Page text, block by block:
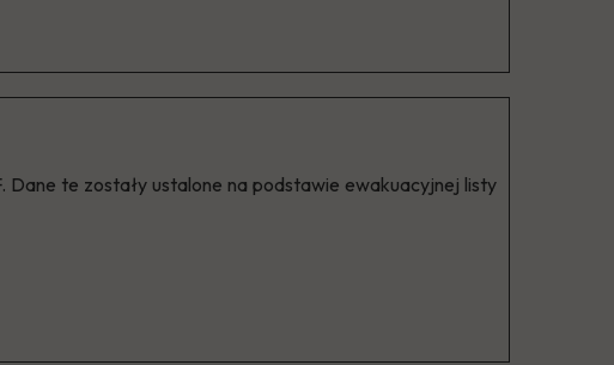
te zostały ustalone na podstawie ewakuacyjnej listy